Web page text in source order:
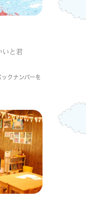
と君
クナンバーを